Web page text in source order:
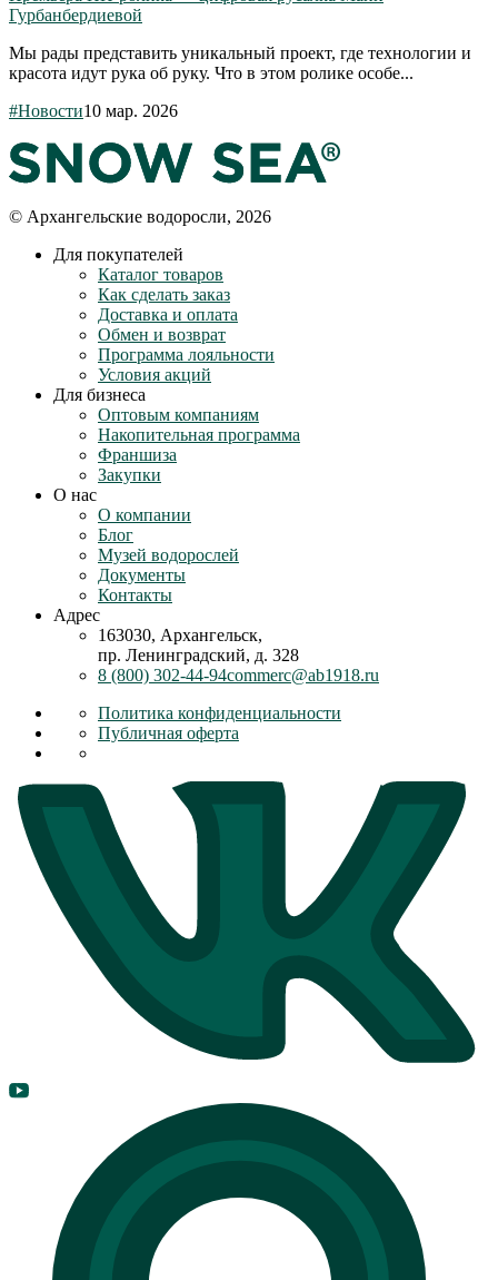
Гурбанбердиевой
Мы рады представить уникальный проект, где технологии и
красота идут рука об руку. Что в этом ролике особе...
#Новости10 мар. 2026
© Архангельские водоросли, 2026
Для покупателей
Каталог товаров
Как сделать заказ
Доставка и оплата
Обмен и возврат
Программа лояльности
Условия акций
Для бизнеса
Оптовым компаниям
Накопительная программа
Франшиза
Закупки
О нас
О компании
Блог
Музей водорослей
Документы
Контакты
Адрес
163030, Архангельск,
пр. Ленинградский, д. 328
8 (800) 302-44-94commerc@ab1918.ru
Политика конфиденциальности
Публичная оферта